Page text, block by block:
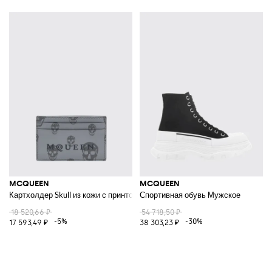
MCQUEEN
Картхолдер Skull из кожи с принтом
18 520,66 ₽
17 593,49 ₽
-5%
MCQUEEN
Спортивная обувь Мужское
54 718,50 ₽
38 303,23 ₽
-30%